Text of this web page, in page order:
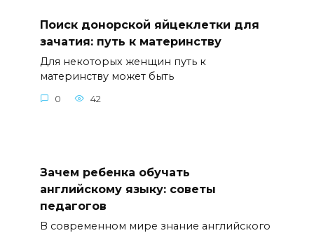
Поиск донорской яйцеклетки для
зачатия: путь к материнству
Для некоторых женщин путь к
материнству может быть
0 42
Зачем ребенка обучать
английскому языку: советы
педагогов
В современном мире знание английского